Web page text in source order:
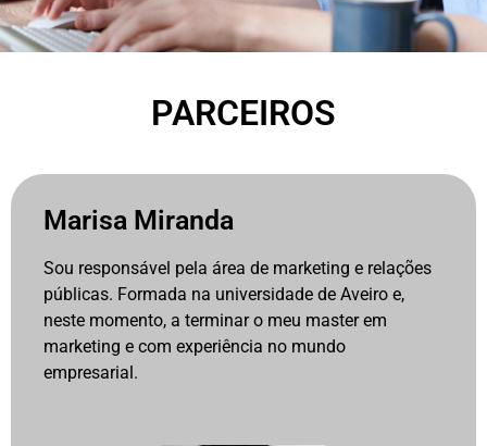
PARCEIROS
Marisa Miranda
Sou responsável pela área de marketing e relações
públicas. Formada na universidade de Aveiro e,
neste momento, a terminar o meu master em
marketing e com experiência no mundo
empresarial.